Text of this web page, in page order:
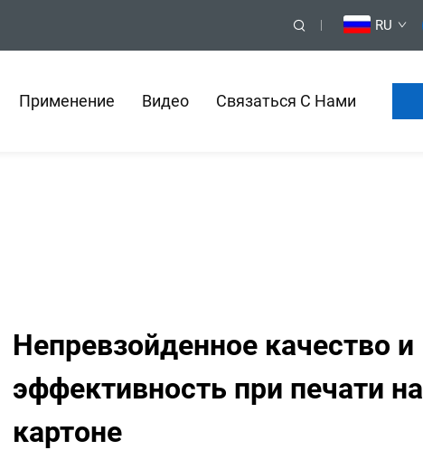
RU
Применение Видео Связаться С Нами
Непревзойденное качество и
эффективность при печати на
картоне